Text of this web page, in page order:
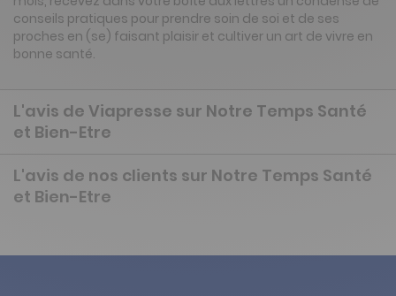
conseils pratiques pour prendre soin de soi et de ses
proches en (se) faisant plaisir et cultiver un art de vivre en
bonne santé.
L'avis de Viapresse sur Notre Temps Santé
et Bien-Etre
L'avis de nos clients sur Notre Temps Santé
et Bien-Etre